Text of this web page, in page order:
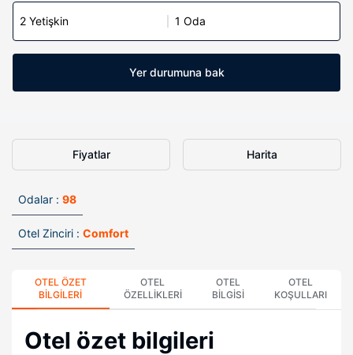
2 Yetişkin 1 Oda
Yer durumuna bak
Fiyatlar Harita
Odalar : 98
Otel Zinciri : Comfort
OTEL ÖZET
BILGILERI
OTEL
ÖZELLIKLERI
OTEL
BILGISI
OTEL
KOŞULLARI
Otel özet bilgileri